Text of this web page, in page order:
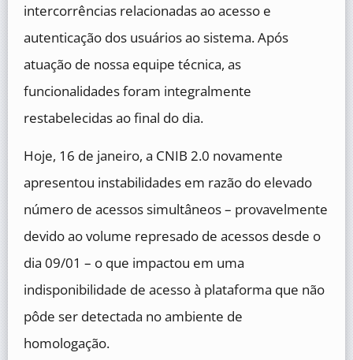
intercorrências relacionadas ao acesso e
autenticação dos usuários ao sistema. Após
atuação de nossa equipe técnica, as
funcionalidades foram integralmente
restabelecidas ao final do dia.
Hoje, 16 de janeiro, a CNIB 2.0 novamente
apresentou instabilidades em razão do elevado
número de acessos simultâneos – provavelmente
devido ao volume represado de acessos desde o
dia 09/01 – o que impactou em uma
indisponibilidade de acesso à plataforma que não
pôde ser detectada no ambiente de
homologação.